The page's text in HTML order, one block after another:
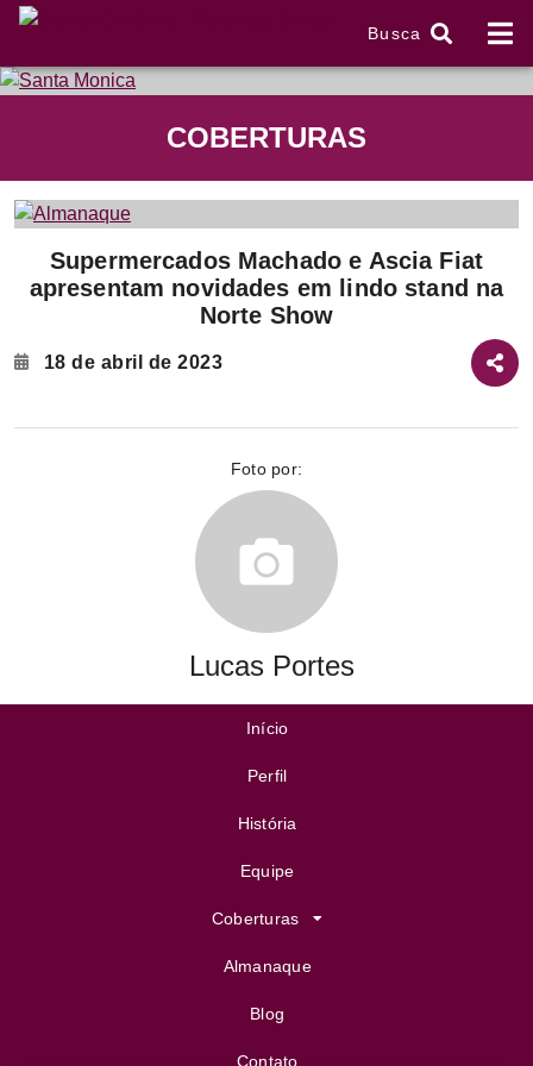
Busca
COBERTURAS
Supermercados Machado e Ascia Fiat
apresentam novidades em lindo stand na
Norte Show
18 de abril de 2023
Foto por:
Lucas Portes
Início
Perfil
História
Equipe
Coberturas
Almanaque
Blog
Contato